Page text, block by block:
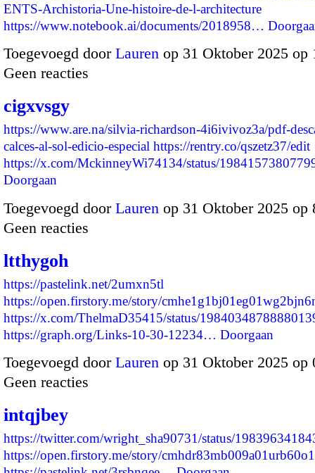
ENTS-Archistoria-Une-histoire-de-l-architecture
https://www.notebook.ai/documents/2018958…
Toegevoegd door Lauren op 31 Oktober 2025
Geen reacties
cigxvsgy
https://www.are.na/silvia-richardson-4i6ivivoz3a/pdf-
calces-al-sol-edicio-especial https://rentry.co/qszetz37/edit
https://x.com/MckinneyWi74134/status/
Doorgaan
Toegevoegd door Lauren op 31 Oktober 2025
Geen reacties
ltthygoh
https://pastelink.net/2umxn5tl
https://open.firstory.me/story/
https://x.com/ThelmaD35415/status/
https://graph.org/Links-10-30-12234… Doorgaan
Toegevoegd door Lauren op 31 Oktober 2025
Geen reacties
intqjbey
https://twitter.com/wright_sha90731/status/
https://open.firstory.me/story/